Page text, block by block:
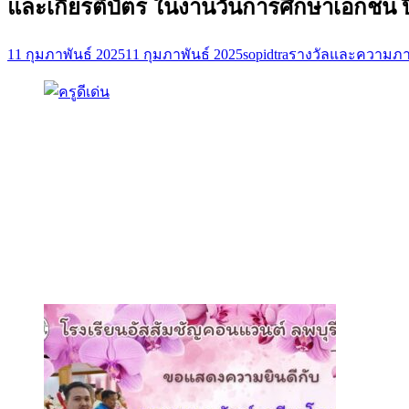
และเกียรติบัตร ในงานวันการศึกษาเอกชน
11 กุมภาพันธ์ 202511 กุมภาพันธ์ 2025sopidtraรางวัลและความภ